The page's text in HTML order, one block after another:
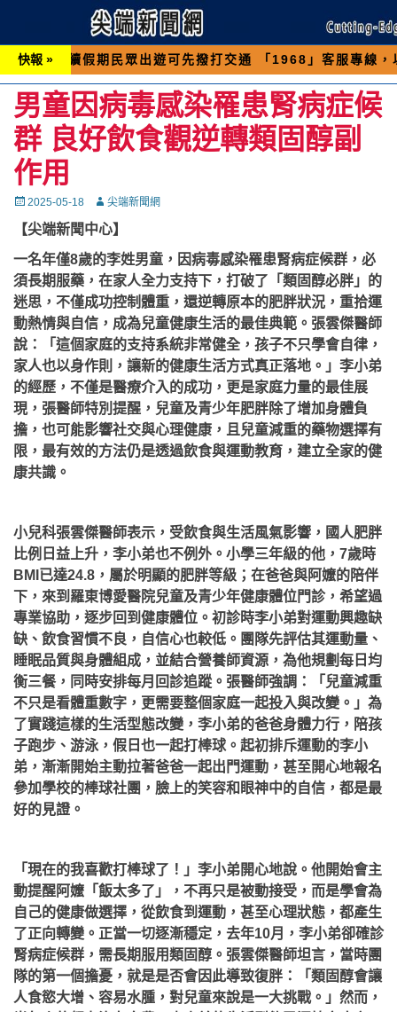
快報 »
民眾出遊可先撥打交通 「1968」客服專線，以避免遇
男童因病毒感染罹患腎病症候
群 良好飲食觀逆轉類固醇副
作用
Posted
2025-05-18 Autor尖端新聞網
【尖端新聞中心】
一名年僅8歲的李姓男童，因病毒感染罹患腎病症候群，必
須長期服藥，在家人全力支持下，打破了「類固醇必胖」的
迷思，不僅成功控制體重，還逆轉原本的肥胖狀況，重拾運
動熱情與自信，成為兒童健康生活的最佳典範。張雲傑醫師
說：「這個家庭的支持系統非常健全，孩子不只學會自律，
家人也以身作則，讓新的健康生活方式真正落地。」李小弟
的經歷，不僅是醫療介入的成功，更是家庭力量的最佳展
現，張醫師特別提醒，兒童及青少年肥胖除了增加身體負
擔，也可能影響社交與心理健康，且兒童減重的藥物選擇有
限，最有效的方法仍是透過飲食與運動教育，建立全家的健
康共識。
小兒科張雲傑醫師表示，受飲食與生活風氣影響，國人肥胖
比例日益上升，李小弟也不例外。小學三年級的他，7歲時
BMI已達24.8，屬於明顯的肥胖等級；在爸爸與阿嬤的陪伴
下，來到羅東博愛醫院兒童及青少年健康體位門診，希望過
專業協助，逐步回到健康體位。初診時李小弟對運動興趣缺
缺、飲食習慣不良，自信心也較低。團隊先評估其運動量、
睡眠品質與身體組成，並結合營養師資源，為他規劃每日均
衡三餐，同時安排每月回診追蹤。張醫師強調：「兒童減重
不只是看體重數字，更需要整個家庭一起投入與改變。」為
了實踐這樣的生活型態改變，李小弟的爸爸身體力行，陪孩
子跑步、游泳，假日也一起打棒球。起初排斥運動的李小
弟，漸漸開始主動拉著爸爸一起出門運動，甚至開心地報名
參加學校的棒球社團，臉上的笑容和眼神中的自信，都是最
好的見證。
「現在的我喜歡打棒球了！」李小弟開心地說。他開始會主
動提醒阿嬤「飯太多了」，不再只是被動接受，而是學會為
自己的健康做選擇，從飲食到運動，甚至心理狀態，都產生
了正向轉變。正當一切逐漸穩定，去年10月，李小弟卻確診
腎病症候群，需長期服用類固醇。張雲傑醫師坦言，當時團
隊的第一個擔憂，就是是否會因此導致復胖：「類固醇會讓
人食慾大增、容易水腫，對兒童來說是一大挑戰。」然而，